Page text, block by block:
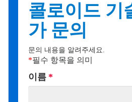
콜로이드 기
가 문의
문의 내용을 알려주세요.
*필수 항목을 의미
이름